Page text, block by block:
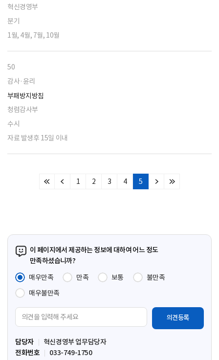
혁신경영부
분기
1월, 4월, 7월, 10월
50
감사·윤리
부패방지방침
청렴감사부
수시
자료 발생후 15일 이내
처
이
1 2 3 4 5
다
마
이 페이지에서 제공하는 정보에 대하여 어느 정도
만족하셨습니까?
매우만족
만족 보통
불만족
매우불만족
견
입
력
담당자
혁신경영부 업무담당자
전화번호
033-749-1750